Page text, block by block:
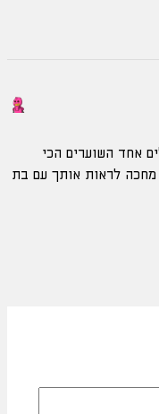
אחד השוערים הכי
מחכה לראות אותך עם בת